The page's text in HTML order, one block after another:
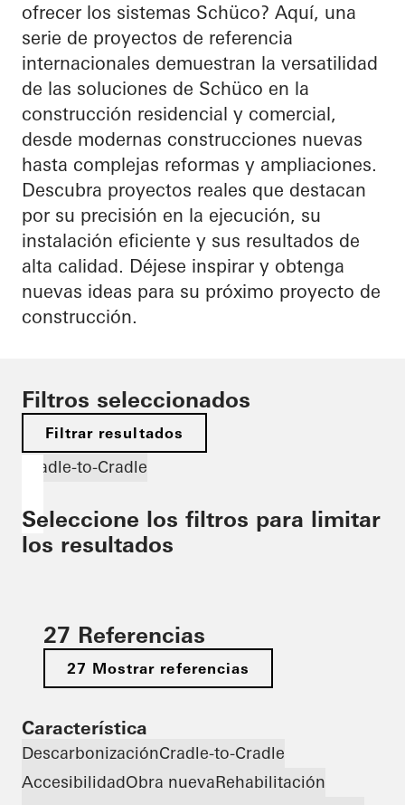
ofrecer los sistemas Schüco? Aquí, una
serie de proyectos de referencia
internacionales demuestran la versatilidad
de las soluciones de Schüco en la
construcción residencial y comercial,
desde modernas construcciones nuevas
hasta complejas reformas y ampliaciones.
Descubra proyectos reales que destacan
por su precisión en la ejecución, su
instalación eficiente y sus resultados de
alta calidad. Déjese inspirar y obtenga
nuevas ideas para su próximo proyecto de
construcción.
Filtros seleccionados
Filtrar resultados
Cradle-to-Cradle
Seleccione los filtros para limitar
los resultados
27 Referencias
27 Mostrar referencias
Característica
DescarbonizaciónCradle-to-Cradle
AccesibilidadObra nuevaRehabilitación